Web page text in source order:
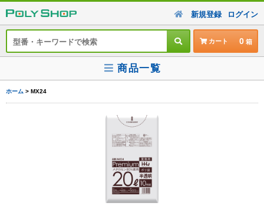
新規登録 ログイン
カート 0
商品一覧
ホーム > MX24